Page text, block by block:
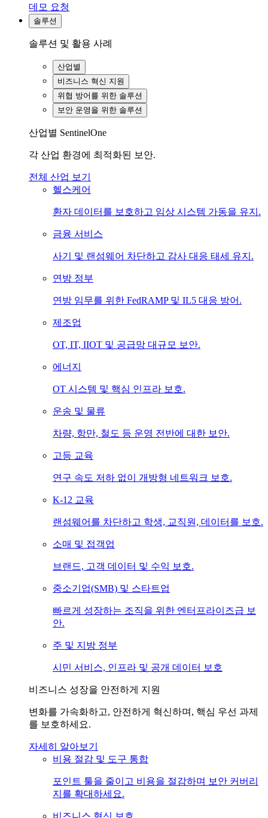
데모 요청
솔루션
솔루션 및 활용 사례
산업별
비즈니스 혁신 지원
위협 방어를 위한 솔루션
보안 운영을 위한 솔루션
산업별 SentinelOne
각 산업 환경에 최적화된 보안.
전체 산업 보기
헬스케어
환자 데이터를 보호하고 임상 시스템 가동을 유지.
금융 서비스
사기 및 랜섬웨어 차단하고 감사 대응 태세 유지.
연방 정부
연방 임무를 위한 FedRAMP 및 IL5 대응 방어.
제조업
OT, IT, IIOT 및 공급망 대규모 보안.
에너지
OT 시스템 및 핵심 인프라 보호.
운송 및 물류
차량, 항만, 철도 등 운영 전반에 대한 보안.
고등 교육
연구 속도 저하 없이 개방형 네트워크 보호.
K-12 교육
랜섬웨어를 차단하고 학생, 교직원, 데이터를 보호.
소매 및 접객업
브랜드, 고객 데이터 및 수익 보호.
중소기업(SMB) 및 스타트업
빠르게 성장하는 조직을 위한 엔터프라이즈급 보
안.
주 및 지방 정부
시민 서비스, 인프라 및 공개 데이터 보호
비즈니스 성장을 안전하게 지원
변화를 가속화하고, 안전하게 혁신하며, 핵심 우선 과제
를 보호하세요.
자세히 알아보기
비용 절감 및 도구 통합
포인트 툴을 줄이고 비용을 절감하며 보안 커버리
지를 확대하세요.
비즈니스 혁신 보호